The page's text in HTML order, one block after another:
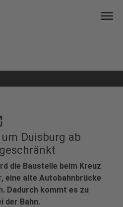
menu
Duisburg ab
die Baustelle beim Kreuz
eine alte Autobahnbrücke
Dadurch kommt es zu
der Bahn.